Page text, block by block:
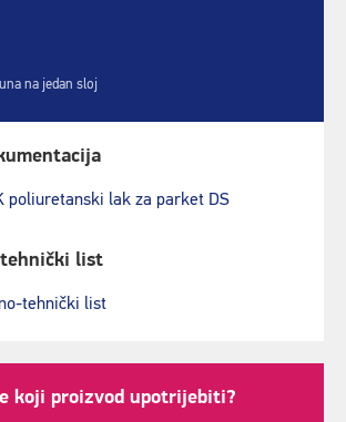
na jedan sloj
poliuretanski lak za parket DS
list
tehnički list
koji proizvod upotrijebiti?